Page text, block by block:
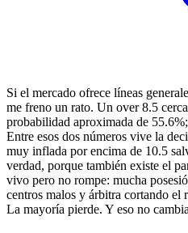
Si el mercado ofrece líneas
me freno un rato. Un over 8.5
probabilidad aproximada de
Entre esos dos números vive la
muy inflada por encima de 10.5
verdad, porque también existe el
vivo pero no rompe: mucha
centros malos y árbitra cortando el
La mayoría pierde. Y eso no